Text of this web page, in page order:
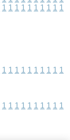
1 1 1 1 1 1 1 1 1 1
1 1 1 1 1 1 1 1 1 1
1 1 1 1 1 1 1 1 1 1